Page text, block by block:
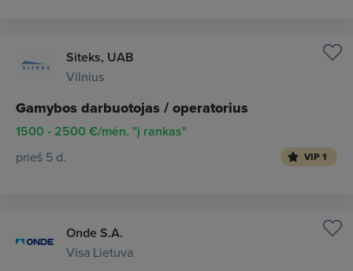
Siteks, UAB
Vilnius
Gamybos darbuotojas / operatorius
1500 - 2500 €/mėn. "į rankas"
prieš 5 d. VIP 1
Onde S.A.
Visa Lietuva